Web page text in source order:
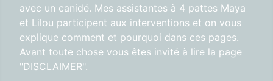
avec un canidé. Mes assistantes à 4 pattes Maya
et Lilou participent aux interventions et on vous
explique comment et pourquoi dans ces pages.
Avant toute chose vous êtes invité à lire la page
"DISCLAIMER".